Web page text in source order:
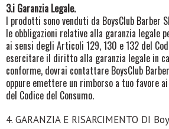
3.i Garanzia Legale.
I prodotti sono venduti da BoysClub Barber
le obbligazioni relative alla garanzia legale
ai sensi degli Articoli 129, 130 e 132 del
esercitare il diritto alla garanzia legale in
conforme, dovrai contattare BoysClub
oppure emettere un rimborso a tuo favore
del Codice del Consumo.
4. GARANZIA E RISARCIMENTO DI